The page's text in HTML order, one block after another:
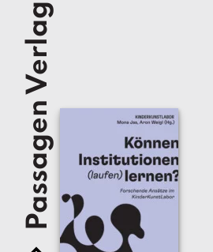
Passagen Verlag